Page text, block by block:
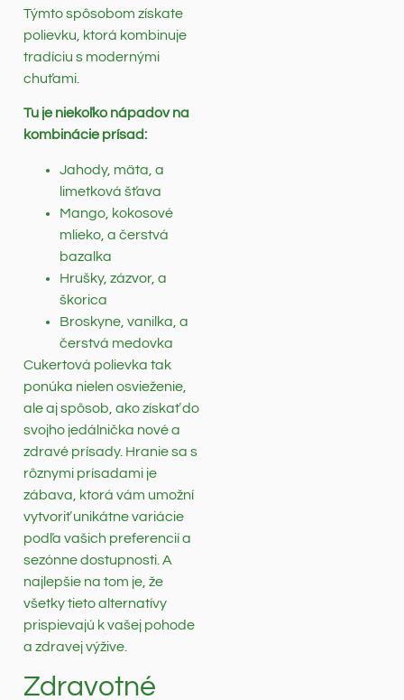
Týmto spôsobom získate
polievku, ktorá kombinuje
tradíciu s modernými
chuťami.
Tu je niekoľko nápadov na
kombinácie prísad:
Jahody, mäta, a
limetková šťava
Mango, kokosové
mlieko, a čerstvá
bazalka
Hrušky, zázvor, a
škorica
Broskyne, vanilka, a
čerstvá medovka
Cukertová polievka tak
ponúka nielen osvieženie,
ale aj spôsob, ako získať do
svojho jedálnička nové a
zdravé prísady. Hranie sa s
rôznymi prísadami je
zábava, ktorá vám umožní
vytvoriť unikátne variácie
podľa vašich preferencií a
sezónne dostupnosti. A
najlepšie na tom je, že
všetky tieto alternatívy
prispievajú k vašej pohode
a zdravej výžive.
Zdravotné